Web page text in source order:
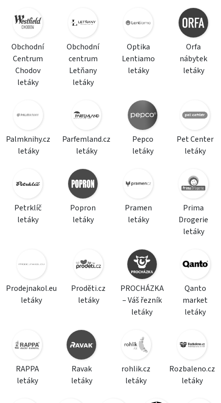
Obchodní
Centrum
Chodov
letáky
Obchodní
centrum
Letňany
letáky
Optika
Lentiamo
letáky
Orfa
nábytek
letáky
Palmknihy.cz
letáky
Parfemland.cz
letáky
Pepco
letáky
Pet Center
letáky
Petrklíč
letáky
Popron
letáky
Pramen
letáky
Prima
Drogerie
letáky
Prodejnakol.eu
letáky
Proděti.cz
letáky
PROCHÁZKA
– Váš řezník
letáky
Qanto
market
letáky
RAPPA
letáky
Ravak
letáky
rohlik.cz
letáky
Rozbaleno.cz
letáky